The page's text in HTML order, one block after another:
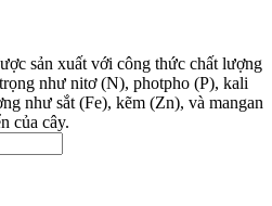
sản xuất với công thức chất lượng
như nitơ (N), photpho (P), kali
như sắt (Fe), kẽm (Zn), và mangan
của cây.